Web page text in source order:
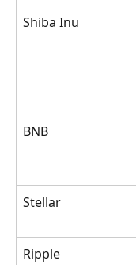
Shiba Inu
BNB
Stellar
Ripple